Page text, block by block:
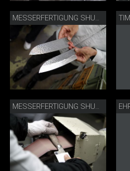
MESSERFERTIGUNG SHUN PREMIER MESSER
MESSERFERTIGUNG SHUN PREMIER MESSER